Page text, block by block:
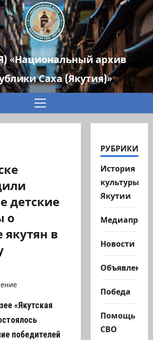
«Национальный архив
Саха (Якутия)»
Основное
детские
о
якутян в
«Якутская
победителей
РУБРИКИ
История
культуры
Якутии
Новости
Объявления
Победа
Помощь
СВО